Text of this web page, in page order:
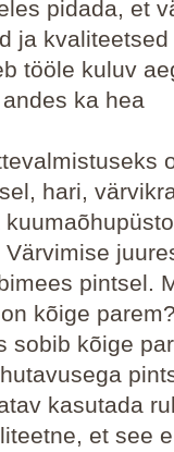
pidada, et
ja kvaliteetsed
tööle kuluv
ka hea
hari,
pintsel.
kõige
sobib kõige
kasutada
et see